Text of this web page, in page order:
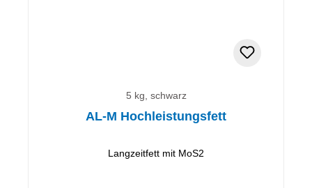
5 kg, schwarz
AL-M Hochleistungsfett
Langzeitfett mit MoS2